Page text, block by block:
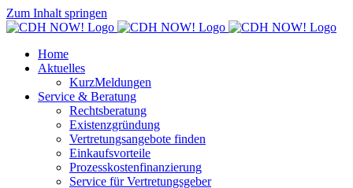
Zum Inhalt springen
Home
Aktuelles
KurzMeldungen
Service & Beratung
Rechtsberatung
Existenzgründung
Vertretungsangebote finden
Einkaufsvorteile
Prozesskostenfinanzierung
Service für Vertretungsgeber